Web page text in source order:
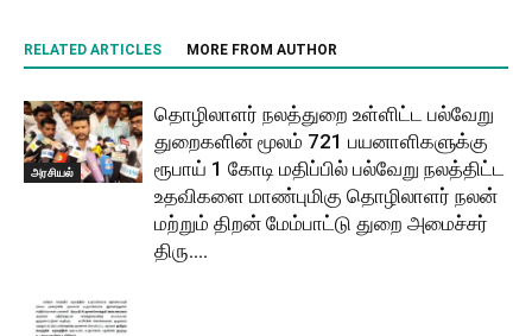
RELATED ARTICLES MORE FROM AUTHOR
அரசியல்
தொழிலாளர் நலத்துறை உள்ளிட்ட பல்வேறு
துறைகளின் மூலம் 721 பயனாளிகளுக்கு
ரூபாய் 1 கோடி மதிப்பில் பல்வேறு நலத்திட்ட
உதவிகளை மாண்புமிகு தொழிலாளர் நலன்
மற்றும் திறன் மேம்பாட்டு துறை அமைச்சர்
திரு....